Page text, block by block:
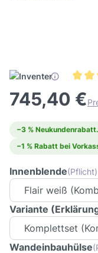
Tiefpreis Garantie
745,40 €
−3 % Neukundenrabatt.
−1 % Rabatt bei
Innenblende(Pflicht)
Variante
Wandeinbauhülse